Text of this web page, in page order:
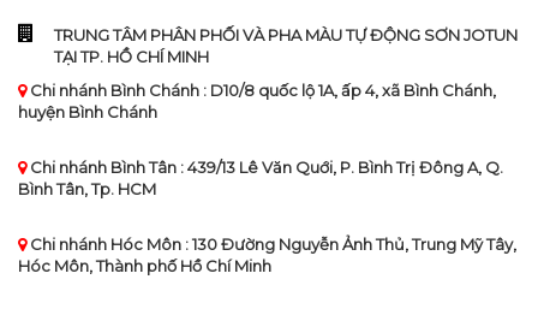
TRUNG TÂM PHÂN PHỐI VÀ PHA MÀU TỰ ĐỘNG SƠN JOTUN
TẠI TP. HỒ CHÍ MINH
Chi nhánh Bình Chánh : D10/8 quốc lộ 1A, ấp 4, xã Bình Chánh,
huyện Bình Chánh
Chi nhánh Bình Tân : 439/13 Lê Văn Quới, P. Bình Trị Đông A, Q.
Bình Tân, Tp. HCM
Chi nhánh Hóc Môn : 130 Đường Nguyễn Ảnh Thủ, Trung Mỹ Tây,
Hóc Môn, Thành phố Hồ Chí Minh